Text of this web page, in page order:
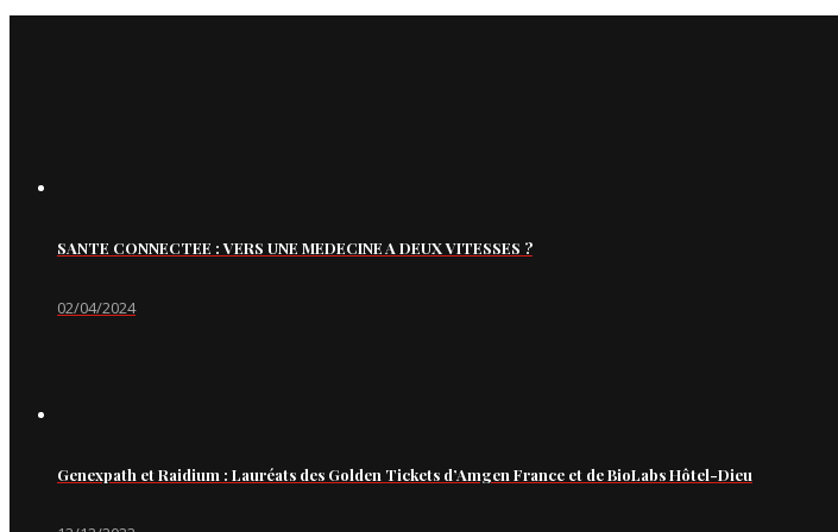
SANTE CONNECTEE : VERS UNE MEDECINE A DEUX VITESSES ?
02/04/2024
Genexpath et Raidium : Lauréats des Golden Tickets d’Amgen France et de BioLabs Hôtel-Dieu